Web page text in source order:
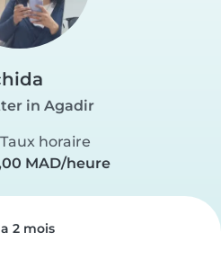
in Agadir
Taux horaire
MAD/heure
2 mois